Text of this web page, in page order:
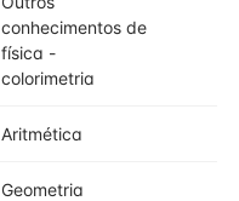
conhecimentos de
física -
colorimetria
Aritmética
Geometria